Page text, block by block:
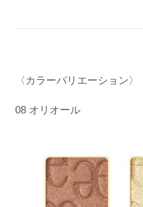
〈カラーバリエーション〉
08 オリオール